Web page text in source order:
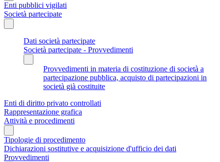
Enti pubblici vigilati
Società partecipate
Dati società partecipate
Società partecipate - Provvedimenti
Provvedimenti in materia di costituzione di società a
partecipazione pubblica, acquisto di partecipazioni in
società già costituite
Enti di diritto privato controllati
Rappresentazione grafica
Attività e procedimenti
Tipologie di procedimento
Dichiarazioni sostitutive e acquisizione d'ufficio dei dati
Provvedimenti